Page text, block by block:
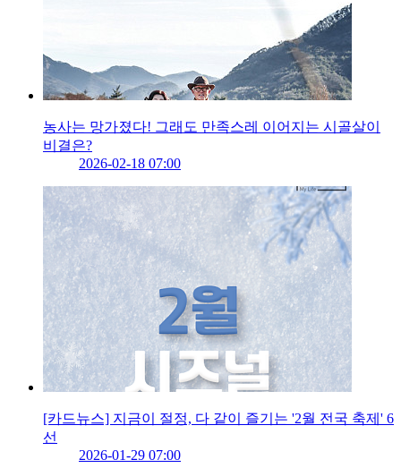
농사는 망가졌다! 그래도 만족스레 이어지는 시골살이
비결은?
2026-02-18 07:00
[카드뉴스] 지금이 절정, 다 같이 즐기는 '2월 전국 축제' 6
선
2026-01-29 07:00